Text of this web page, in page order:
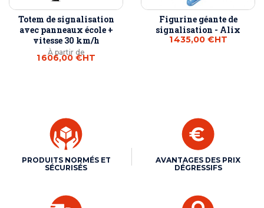
Totem de signalisation
avec panneaux école +
vitesse 30 km/h
À partir de
1 606,00 €HT
Figurine géante de
signalisation - Alix
1 435,00 €HT
PRODUITS NORMÉS ET
SÉCURISÉS
AVANTAGES DES PRIX
DÉGRESSIFS